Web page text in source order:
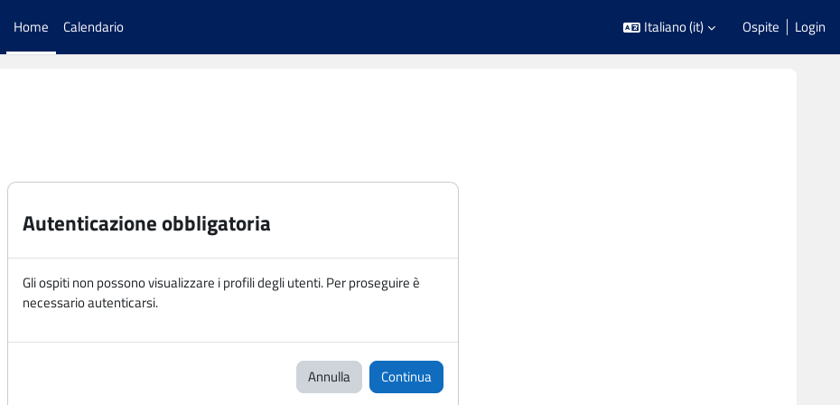
Home Calendario Italiano ‎(it)‎ Ospite Login
Autenticazione obbligatoria
Gli ospiti non possono visualizzare i profili degli utenti. Per proseguire è
necessario autenticarsi.
Annulla Continua